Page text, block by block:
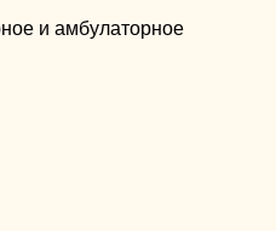
и амбулаторное